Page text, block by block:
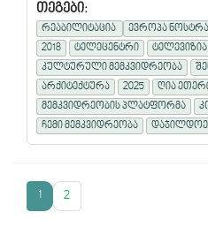
თეგები:
რეაბილიტაცია ევროპა
2018
ტელეცენტრი ტელევიზია
კულტურული მემკვიდრეობა
არქიტექტურა
2025 ღია
მემკვიდრეობის პლატფორმა
ჩემი მემკვიდრეობა
1 2